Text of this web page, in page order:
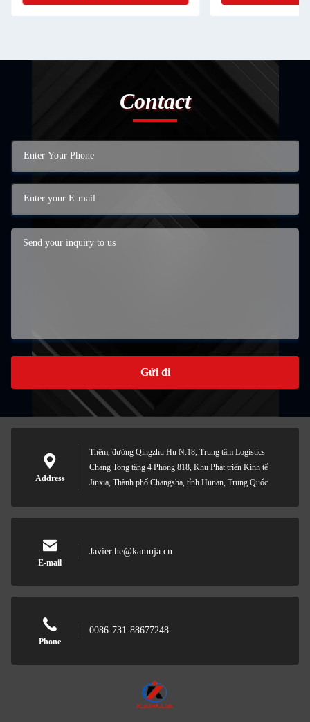
Contact
Gửi đi
Address
Thêm, đường Qingzhu Hu N.18, Trung tâm Logistics
Chang Tong tầng 4 Phòng 818, Khu Phát triển Kinh tế
Jinxia, Thành phố Changsha, tỉnh Hunan, Trung Quốc
E-mail
Javier.he@kamuja.cn
Phone
0086-731-88677248